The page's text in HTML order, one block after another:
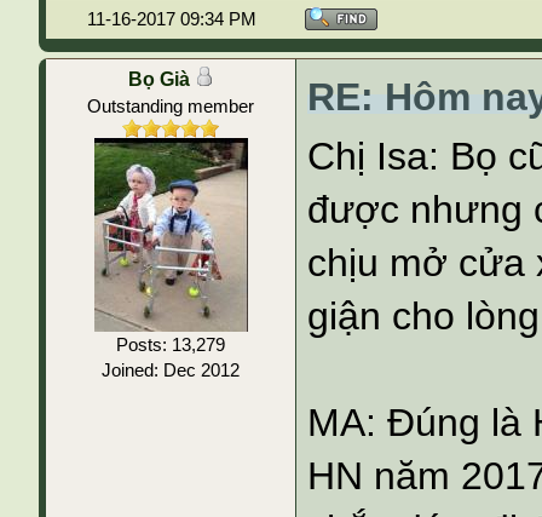
11-16-2017 09:34 PM
Bọ Già
Outstanding member
Posts: 13,279
Joined: Dec 2012
RE: Hôm
Chị Isa: Bọ
được nhưng
chịu mở cửa
giận cho
MA: Đúng là
HN năm